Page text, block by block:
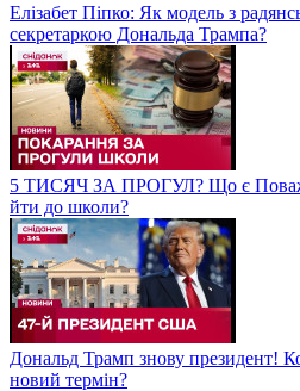
Елізабет Піпко: Як модель з
секретаркою Дональда Трампа?
5 ТИСЯЧ ЗА ПРОГУЛ? Що є
йти до школи?
Дональд Трамп знову президент!
новий термін?